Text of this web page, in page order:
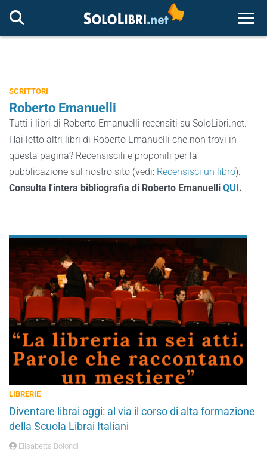
SCRITTORI
Roberto Emanuelli
Tutti i libri di Roberto Emanuelli recensiti su SoloLibri.net.
Hai letto altri libri di Roberto Emanuelli che non trovi in
questa pagina? Recensiscili e proponili per la
pubblicazione sul nostro sito (vedi: Recensisci un libro).
Consulta l'intera bibliografia di Roberto Emanuelli QUI.
LIBRERIE
Diventare librai oggi: al via il corso di alta formazione
della Scuola Librai Italiani
Elisabetta Bolondi